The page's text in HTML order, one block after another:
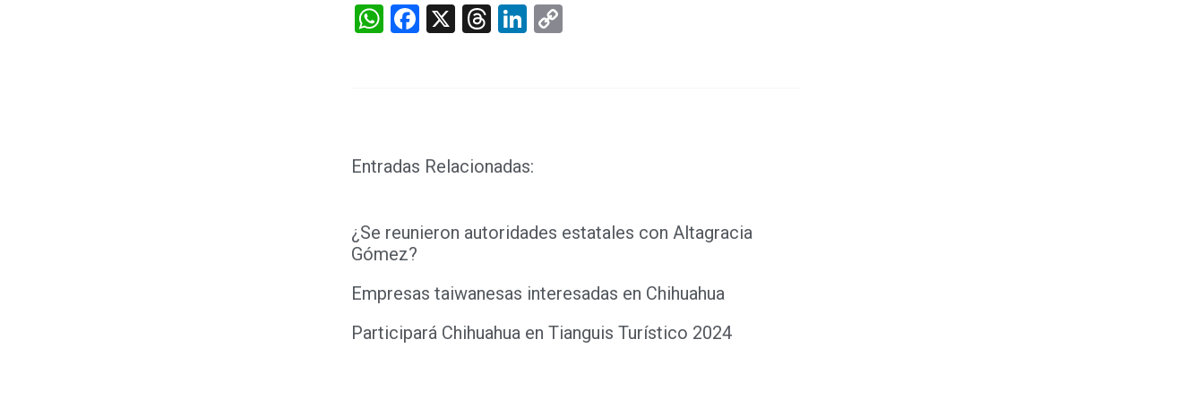
WhatsApp
Facebook
X Threads
LinkedIn
Entradas Relacionadas:
¿Se reunieron autoridades estatales con Altagracia
Gómez?
Empresas taiwanesas interesadas en Chihuahua
Participará Chihuahua en Tianguis Turístico 2024